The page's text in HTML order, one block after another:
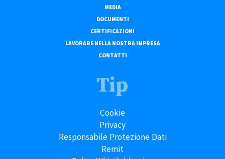
MEDIA
DOCUMENTI
CERTIFICAZIONI
LAVORARE NELLA NOSTRA IMPRESA
CONTATTI
Tip
Cookie
Privacy
Responsabile Protezione Dati
Remit